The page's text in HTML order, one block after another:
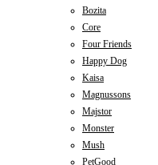
Bozita
Core
Four Friends
Happy Dog
Kaisa
Magnussons
Majstor
Monster
Mush
PetGood